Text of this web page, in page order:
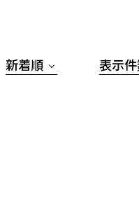
新着順 表示